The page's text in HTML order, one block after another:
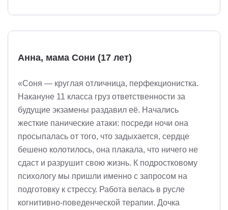
Анна, мама Сони (17 лет)
«Соня — круглая отличница, перфекционистка.
Накануне 11 класса груз ответственности за
будущие экзамены раздавил её. Начались
жесткие панические атаки: посреди ночи она
просыпалась от того, что задыхается, сердце
бешено колотилось, она плакала, что ничего не
сдаст и разрушит свою жизнь. К подростковому
психологу мы пришли именно с запросом на
подготовку к стрессу. Работа велась в русле
когнитивно-поведенческой терапии. Дочка